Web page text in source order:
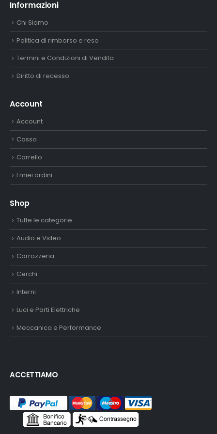
Informazioni
Chi Siamo
Politica di rimborso e reso
Termini e Condizioni di Vendita
Diritto di recesso
Account
Account
Cassa
Carrello
I miei ordini
Shop
Tutte le categorie
Audio e Video
Carrozzeria
Cerchi
Interni
Luci e Parti Elettriche
Meccanica e Performance
ACCETTIAMO